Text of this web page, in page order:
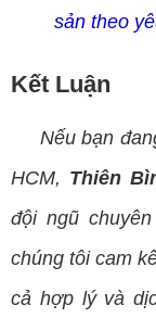
sản theo
Kết Luận
Nếu bạn
HCM, Thiên
đội ngũ
chúng tôi cam
cả hợp lý và